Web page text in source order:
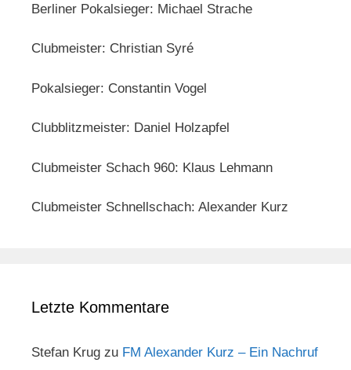
Berliner Pokalsieger: Michael Strache
Clubmeister: Christian Syré
Pokalsieger: Constantin Vogel
Clubblitzmeister: Daniel Holzapfel
Clubmeister Schach 960: Klaus Lehmann
Clubmeister Schnellschach: Alexander Kurz
Letzte Kommentare
Stefan Krug zu FM Alexander Kurz – Ein Nachruf